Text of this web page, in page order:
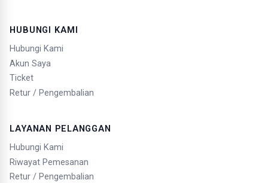
HUBUNGI KAMI
Hubungi Kami
Akun Saya
Ticket
Retur / Pengembalian
LAYANAN PELANGGAN
Hubungi Kami
Riwayat Pemesanan
Retur / Pengembalian